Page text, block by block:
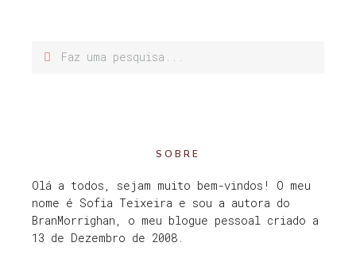
SOBRE
Olá a todos, sejam muito bem-vindos! O meu
nome é Sofia Teixeira e sou a autora do
BranMorrighan, o meu blogue pessoal criado a
13 de Dezembro de 2008.